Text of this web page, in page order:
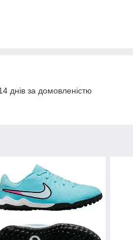
днів за домовленістю